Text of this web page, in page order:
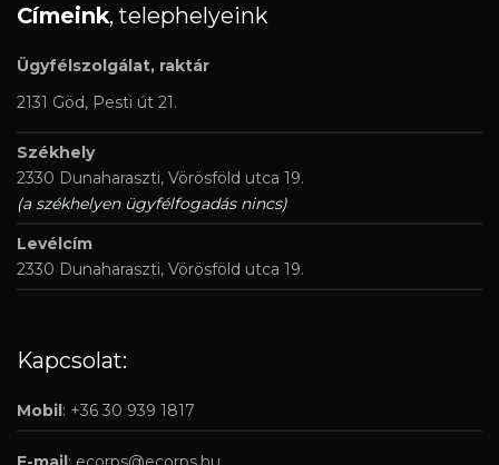
Címeink, telephelyeink
Ügyfélszolgálat, raktár
2131 Göd, Pesti út 21.
Székhely
2330 Dunaharaszti, Vörösföld utca 19.
(a székhelyen ügyfélfogadás nincs)
Levélcím
2330 Dunaharaszti, Vörösföld utca 19.
Kapcsolat:
Mobil: +36 30 939 1817